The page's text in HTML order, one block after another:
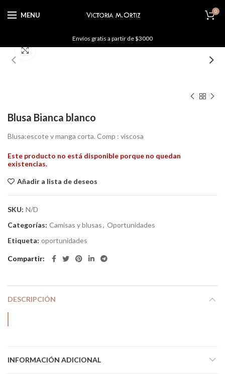
MENU 0
Envíos gratis a partir de $3000
Blusa Bianca blanco
Blusa:escote v manga corta. Comp : viscosa
Este producto no está disponible porque no quedan
existencias.
Añadir a lista de deseos
SKU: N/D
Categorías: Camisas y blusas, Oportunidades
Etiqueta: oportunidades
Compartir
DESCRIPCIÓN
INFORMACIÓN ADICIONAL